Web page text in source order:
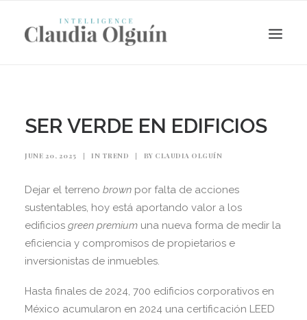
Search
SER VERDE EN EDIFICIOS
JUNE 20, 2025 | IN TREND | BY CLAUDIA OLGUÍN
Dejar el terreno brown por falta de acciones
sustentables, hoy está aportando valor a los
edificios green premium una nueva forma de medir la
eficiencia y compromisos de propietarios e
inversionistas de inmuebles.
Hasta finales de 2024, 700 edificios corporativos en
México acumularon en 2024 una certificación LEED